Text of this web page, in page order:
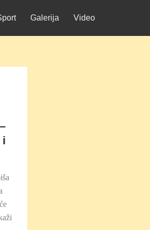
Galerija Video
i